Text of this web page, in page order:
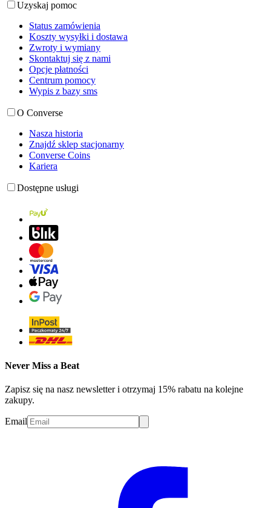
Uzyskaj pomoc
Status zamówienia
Koszty wysyłki i dostawa
Zwroty i wymiany
Skontaktuj się z nami
Opcje płatności
Centrum pomocy
Wypis z bazy sms
O Converse
Nasza historia
Znajdź sklep stacjonarny
Converse Coins
Kariera
Dostępne usługi
Never Miss a Beat
Zapisz się na nasz newsletter i otrzymaj 15% rabatu na kolejne
zakupy.
Email